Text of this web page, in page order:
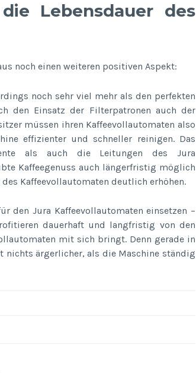
Lebensdauer des
noch einen weiteren positiven Aspekt:
noch sehr viel mehr als den perfekten
den Einsatz der Filterpatronen auch der
müssen ihren Kaffeevollautomaten also
effizienter und schneller reinigen. Das
als auch die Leitungen des Jura
Kaffeegenuss auch längerfristig möglich
Kaffeevollautomaten deutlich erhöhen.
den Jura Kaffeevollautomaten einsetzen –
dauerhaft und langfristig von den
mit sich bringt. Denn gerade in
nichts ärgerlicher, als die Maschine ständig